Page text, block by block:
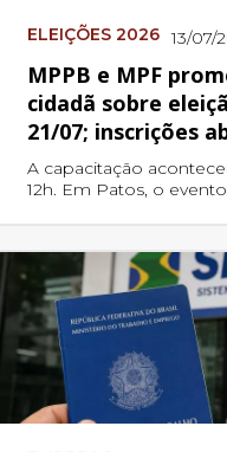
ELEIÇÕES 2026 13/07/
MPPB e MPF
cidadã sobre
21/07; inscrições
A capacitação
12h. Em Patos, o